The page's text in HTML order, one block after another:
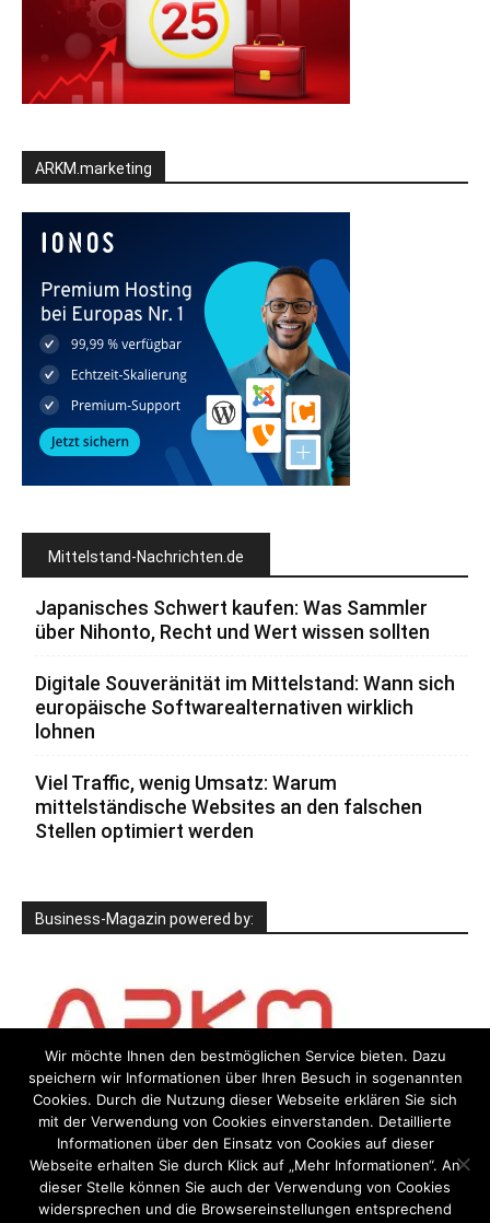
ARKM.marketing
Mittelstand-Nachrichten.de
Japanisches Schwert kaufen: Was Sammler
über Nihonto, Recht und Wert wissen sollten
Digitale Souveränität im Mittelstand: Wann sich
europäische Softwarealternativen wirklich
lohnen
Viel Traffic, wenig Umsatz: Warum
mittelständische Websites an den falschen
Stellen optimiert werden
Business-Magazin powered by:
Wir möchte Ihnen den bestmöglichen Service bieten. Dazu
speichern wir Informationen über Ihren Besuch in sogenannten
Cookies. Durch die Nutzung dieser Webseite erklären Sie sich
mit der Verwendung von Cookies einverstanden. Detaillierte
Informationen über den Einsatz von Cookies auf dieser
Webseite erhalten Sie durch Klick auf „Mehr Informationen“. An
dieser Stelle können Sie auch der Verwendung von Cookies
widersprechen und die Browsereinstellungen entsprechend